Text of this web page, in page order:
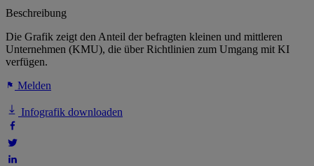
Beschreibung
Die Grafik zeigt den Anteil der befragten kleinen und mittleren
Unternehmen (KMU), die über Richtlinien zum Umgang mit KI
verfügen.
Melden
Infografik downloaden